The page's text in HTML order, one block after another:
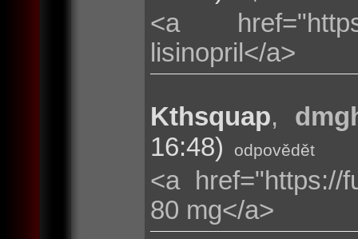
<a
lisinopril</a>
Kthsquap,
16:48)
odpovědět
<a href="https://
80 mg</a>